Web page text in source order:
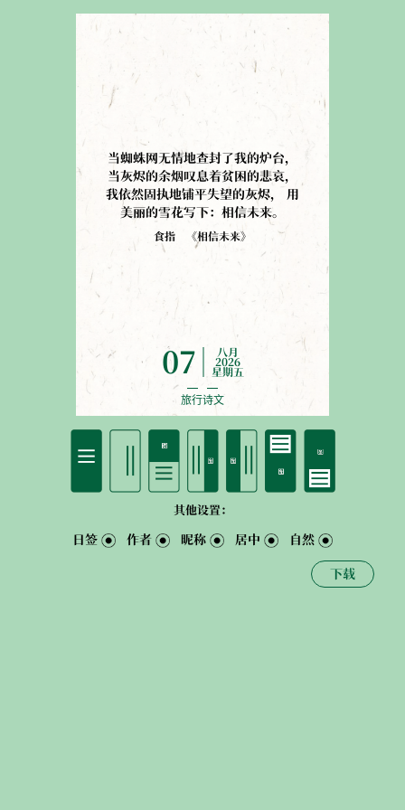
当蜘蛛网无情地查封了我的炉台，
当灰烬的余烟叹息着贫困的悲哀，
我依然固执地铺平失望的灰烬，
用
美丽的雪花写下：相信未来。
食指 《相信未来》
07
八月
2026
星期五
旅行诗文
其他设置：
日签 作者 昵称 居中 自然
下载